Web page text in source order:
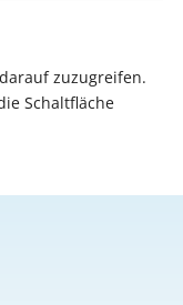
zuzugreifen.
Schaltfläche